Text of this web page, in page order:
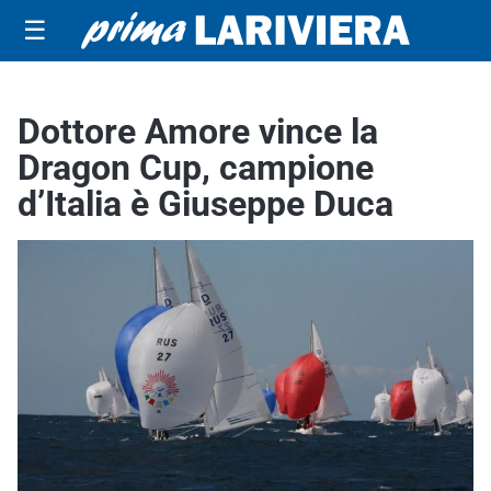
☰
Dottore Amore vince la
Dragon Cup, campione
d’Italia è Giuseppe Duca